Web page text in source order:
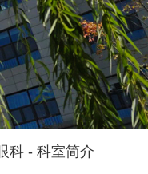
科- 科室简介